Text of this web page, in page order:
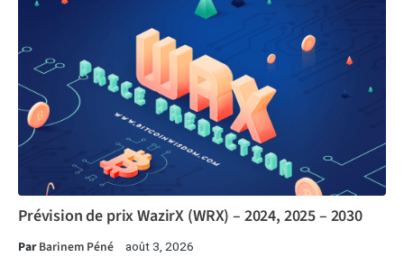
Prévision de prix WazirX (WRX) – 2024, 2025 – 2030
ParBarinem Péné août 3, 2026